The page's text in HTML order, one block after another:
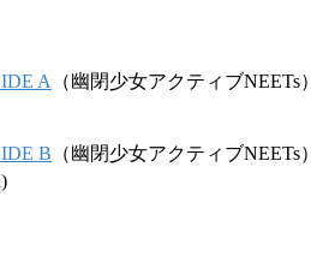
A （幽閉少女アクティブNEETs）
B （幽閉少女アクティブNEETs）